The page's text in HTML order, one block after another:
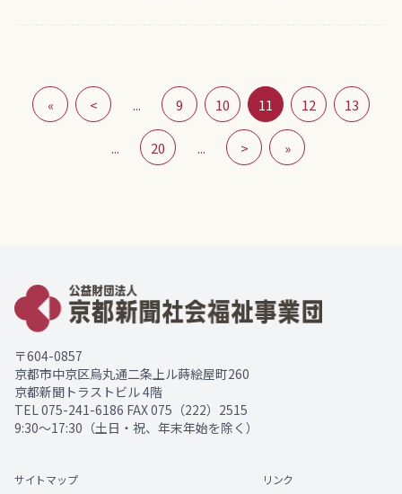
« < ... 9 10 11 12 13
... 20 ... > »
〒604-0857
京都市中京区烏丸通二条上ル蒔絵屋町260
京都新聞トラストビル 4階
TEL 075-241-6186 FAX 075（222）2515
9:30～17:30（土日・祝、年末年始を除く）
サイトマップ
リンク